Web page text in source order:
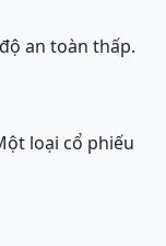
an toàn thấp.
loại cổ phiếu